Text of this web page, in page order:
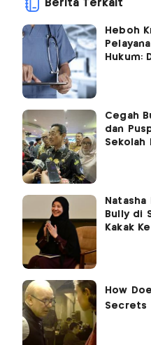
Berita Terkait
Heboh
Hukum:
Cegah
dan
Sekolah
Natasha
Bully di
Kakak